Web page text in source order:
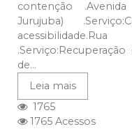
contenção
Jurujuba)
de...
Leia mais
1765
1765 Acessos